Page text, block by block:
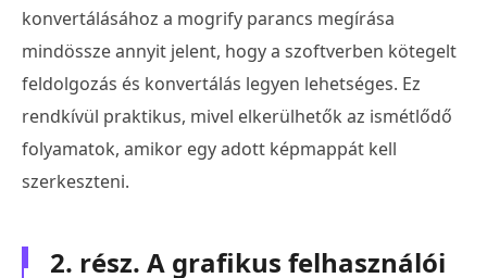
konvertálásához a mogrify parancs megírása
mindössze annyit jelent, hogy a szoftverben kötegelt
feldolgozás és konvertálás legyen lehetséges. Ez
rendkívül praktikus, mivel elkerülhetők az ismétlődő
folyamatok, amikor egy adott képmappát kell
szerkeszteni.
2. rész. A grafikus felhasználói